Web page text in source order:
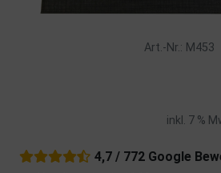
Art.-Nr.: M453
inkl. 7 %
4,7 / 772 Google